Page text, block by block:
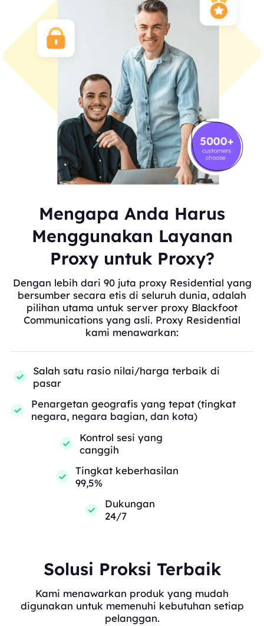
Mengapa Anda Harus
Menggunakan Layanan
Proxy untuk Proxy?
Dengan lebih dari 90 juta proxy Residential yang
bersumber secara etis di seluruh dunia, adalah
pilihan utama untuk server proxy Blackfoot
Communications yang asli. Proxy Residential
kami menawarkan:
Salah satu rasio nilai/harga terbaik di
pasar
Penargetan geografis yang tepat (tingkat
negara, negara bagian, dan kota)
Kontrol sesi yang
canggih
Tingkat keberhasilan
99,5%
Dukungan
24/7
Solusi Proksi Terbaik
Kami menawarkan produk yang mudah
digunakan untuk memenuhi kebutuhan setiap
pelanggan.